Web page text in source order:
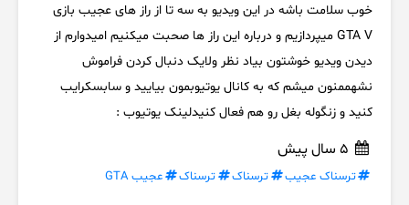
خوب سلامت باشه در این ویدیو به سه تا از راز های عجیب بازی
GTA V میپردازیم و درباره این راز ها صحبت میکنیم امیدوارم از
دیدن ویدیو خوشتون بیاد نظر ولایک دنبال کردن فراموش
نشهممنون میشم که به کانال یوتیوبمون بیایید و سابسکرایب
کنید و زنگوله بغل رو هم فعال کنیدلینک یوتیوب :
ترسناک عجیب ترسناک ترسناک عجیب GTA